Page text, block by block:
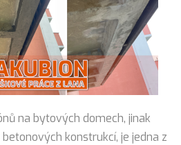
na bytových domech, jinak
konstrukcí, je jedna z